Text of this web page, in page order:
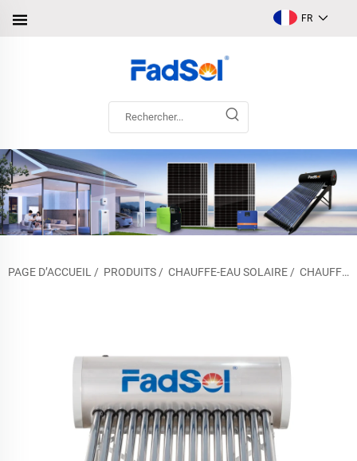
FR
PAGE D’ACCUEIL / PRODUITS / CHAUFFE-EAU SOLAIRE / CHAUFFE-EAU SOLAIRE COMPACT À HAUTE PRESSION